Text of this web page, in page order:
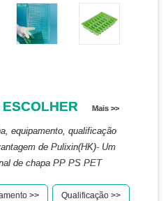
Mais >>
equipamento, qualificação
de Pulixin(HK)- Um
de chapa PP PS PET
>> Qualificação >>